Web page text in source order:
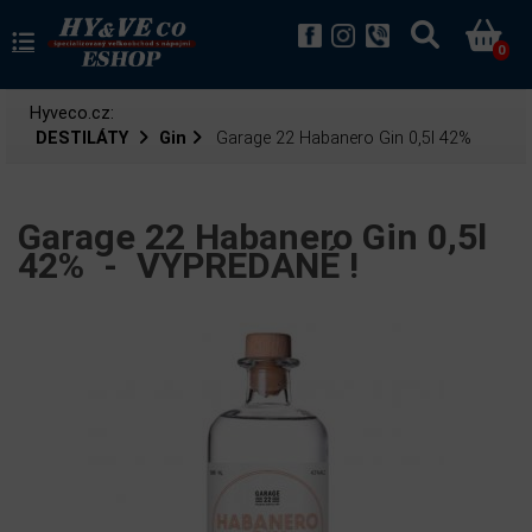
0
Hyveco.cz:
DESTILÁTY
Gin Garage 22 Habanero Gin 0,5l 42%
Garage 22 Habanero Gin 0,5l
42% - VYPREDANÉ !